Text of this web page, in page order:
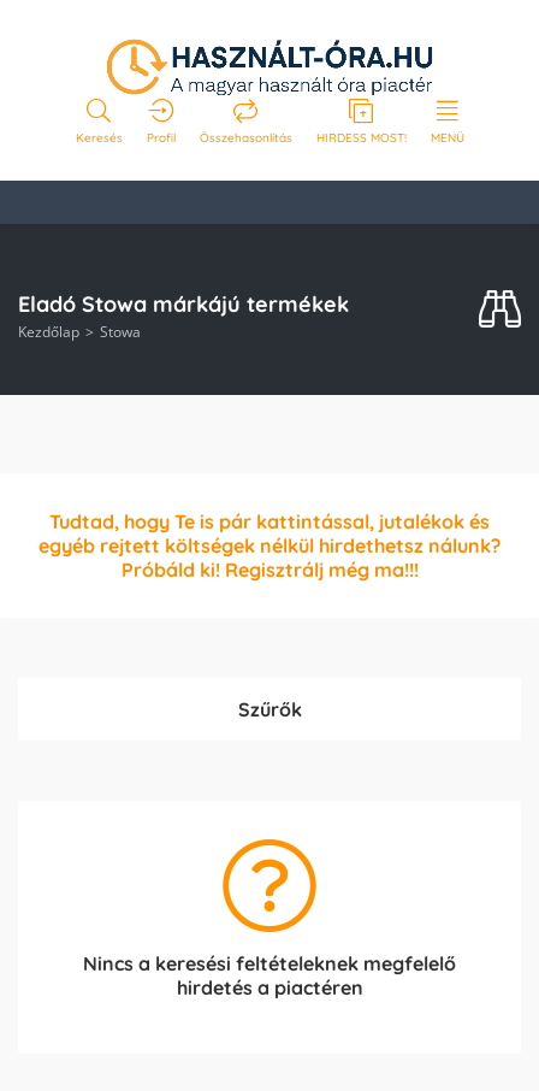
Keresés Profil Összehasonlítás HIRDESS MOST! MENÜ
Eladó Stowa márkájú termékek
Kezdőlap Stowa
Tudtad, hogy Te is pár kattintással, jutalékok és
egyéb rejtett költségek nélkül hirdethetsz nálunk?
Próbáld ki! Regisztrálj még ma!!!
Szűrők
Nincs a keresési feltételeknek megfelelő
hirdetés a piactéren